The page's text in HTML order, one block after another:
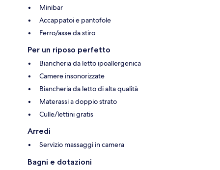
Minibar
Accappatoi e pantofole
Ferro/asse da stiro
Per un riposo perfetto
Biancheria da letto ipoallergenica
Camere insonorizzate
Biancheria da letto di alta qualità
Materassi a doppio strato
Culle/lettini gratis
Arredi
Servizio massaggi in camera
Bagni e dotazioni